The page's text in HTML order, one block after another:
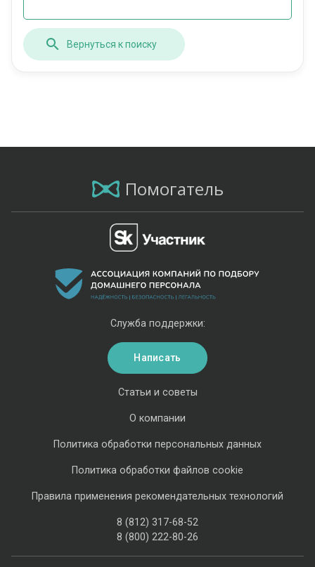
Вернуться к поиску
Помогатель
Статьи и советы
О компании
Политика обработки персональных данных
Политика обработки файлов cookie
Правила применения рекомендательных технологий
8 (812) 317-68-52
8 (800) 222-80-26
Служба поддержки:
Написать